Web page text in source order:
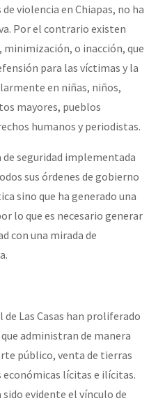
violencia en Chiapas, no ha
Por el contrario existen
minimización, o inacción, que
para las víctimas y la
en niñas, niños,
mayores, pueblos
humanos y periodistas.
seguridad implementada
sus órdenes de gobierno
sino que ha generado una
lo que es necesario generar
con una mirada de
de Las Casas han proliferado
administran de manera
público, venta de tierras
económicas lícitas e ilícitas.
evidente el vínculo de